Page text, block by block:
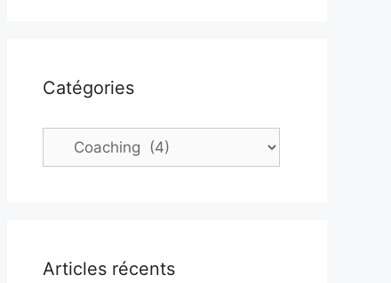
Catégories
Catégories
Articles récents